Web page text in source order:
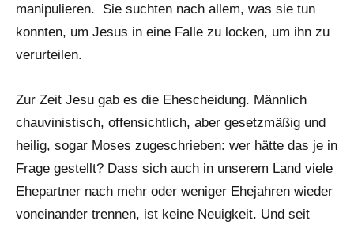
manipulieren. Sie suchten nach allem, was sie tun
konnten, um Jesus in eine Falle zu locken, um ihn zu
verurteilen.
Zur Zeit Jesu gab es die Ehescheidung. Männlich
chauvinistisch, offensichtlich, aber gesetzmäßig und
heilig, sogar Moses zugeschrieben: wer hätte das je in
Frage gestellt? Dass sich auch in unserem Land viele
Ehepartner nach mehr oder weniger Ehejahren wieder
voneinander trennen, ist keine Neuigkeit. Und seit